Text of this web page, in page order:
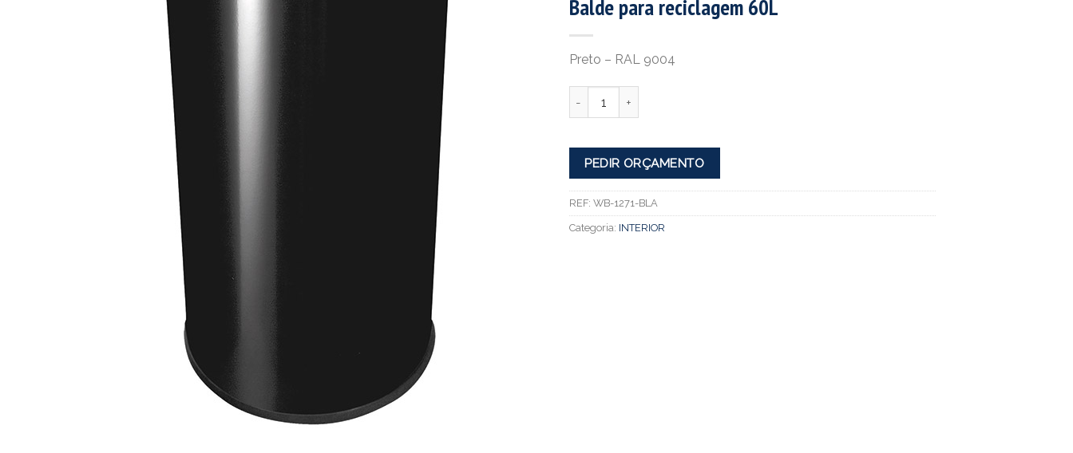
Balde para reciclagem 60L
Preto – RAL 9004
PEDIR ORÇAMENTO
REF: WB-1271-BLA
Categoria: INTERIOR